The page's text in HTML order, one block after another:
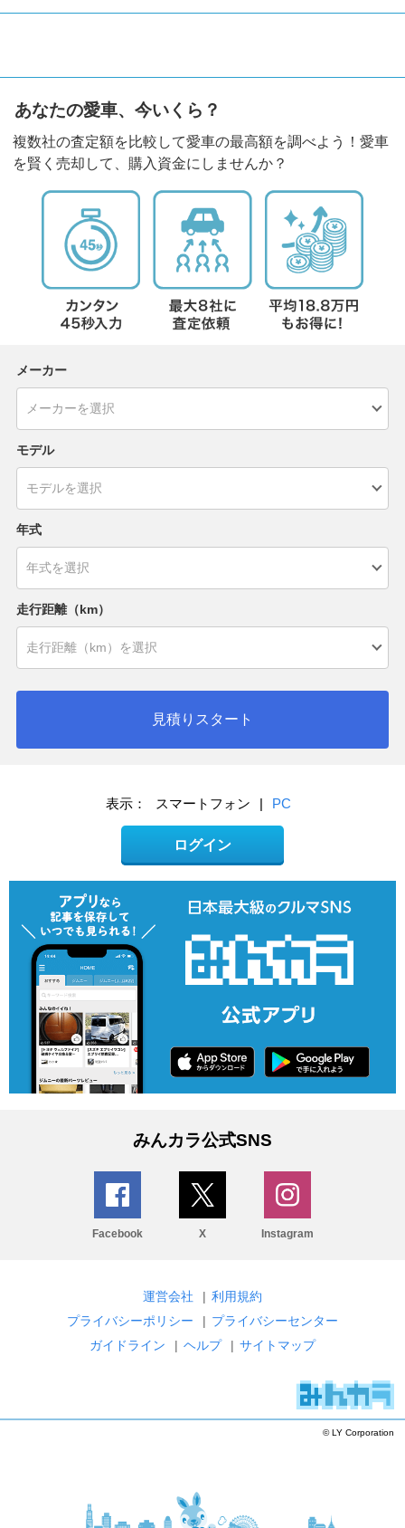
あなたの愛車、今いくら？
複数社の査定額を比較して愛車の最高額を調べよう！愛車
を賢く売却して、購入資金にしませんか？
メーカー
モデル
年式
走行距離（km）
見積りスタート
表示： スマートフォン | PC
ログイン
みんカラ公式SNS
Facebook X Instagram
運営会社 | 利用規約
プライバシーポリシー
| プライバシーセンター
ガイドライン
| ヘルプ | サイトマップ
© LY Corporation